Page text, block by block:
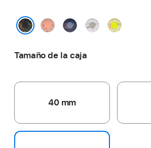
Rosa
Azul
Gris
Volt
Tamaño de la caja
40 mm